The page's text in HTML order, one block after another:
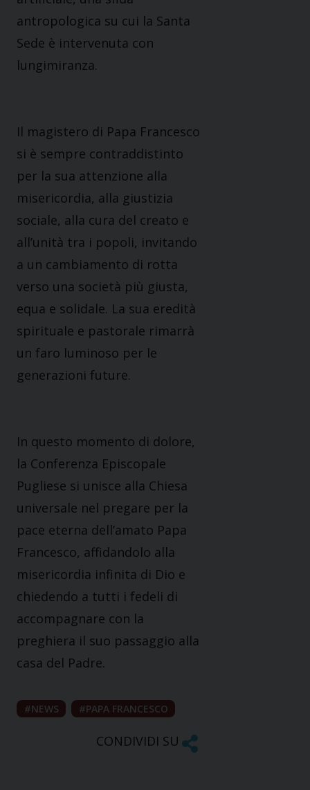
antropologica su cui la Santa
Sede è intervenuta con
lungimiranza.
Il magistero di Papa Francesco
si è sempre contraddistinto
per la sua attenzione alla
misericordia, alla giustizia
sociale, alla cura del creato e
all’unità tra i popoli, invitando
a un cambiamento di rotta
verso una società più giusta,
equa e solidale. La sua eredità
spirituale e pastorale rimarrà
un faro luminoso per le
generazioni future.
In questo momento di dolore,
la Conferenza Episcopale
Pugliese si unisce alla Chiesa
universale nel pregare per la
pace eterna dell’amato Papa
Francesco, affidandolo alla
misericordia infinita di Dio e
chiedendo a tutti i fedeli di
accompagnare con la
preghiera il suo passaggio alla
casa del Padre.
NEWS PAPA FRANCESCO
CONDIVIDI SU